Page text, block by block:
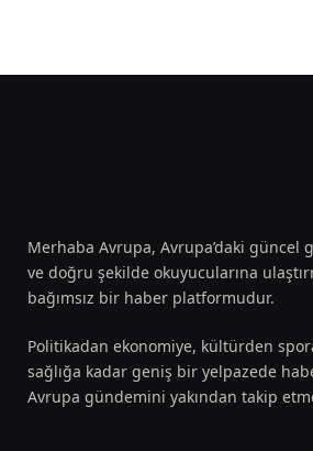
Merhaba Avrupa, Avrupa’daki güncel
ve doğru şekilde okuyucularına
bağımsız bir haber platformudur.
Politikadan ekonomiye, kültürden
sağlığa kadar geniş bir yelpazede
Avrupa gündemini yakından takip